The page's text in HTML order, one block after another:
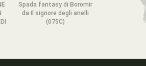
Spada fantasy di Boromir
da Il signore degli anelli
(075C)